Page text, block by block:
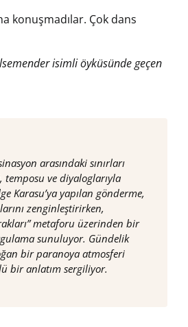
konuşmadılar. Çok dans
isimli öyküsünde geçen
arasındaki sınırları
ve diyaloglarıyla
Karasu’ya yapılan gönderme,
zenginleştirirken,
metaforu üzerinden bir
sunuluyor. Gündelik
bir paranoya atmosferi
bir anlatım sergiliyor.